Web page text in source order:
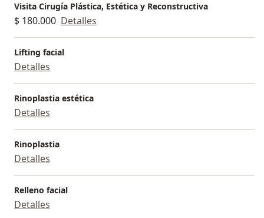
Visita Cirugía Plástica, Estética y Reconstructiva
$ 180.000 Detalles
Lifting facial
Detalles
Rinoplastia estética
Detalles
Rinoplastia
Detalles
Relleno facial
Detalles